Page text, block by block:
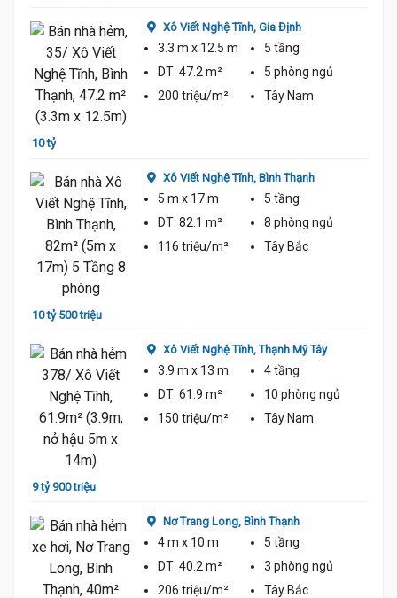
10 tỷ
Xô Viết Nghệ Tĩnh, Gia Định
3.3 m x 12.5 m
5 tầng
DT: 47.2 m² 5 phòng ngủ
200 triệu/m²
Tây Nam
10 tỷ 500 triệu
Xô Viết Nghệ Tĩnh, Bình Thạnh
5 m x 17 m
5 tầng
DT: 82.1 m² 8 phòng ngủ
116 triệu/m²
Tây Bắc
9 tỷ 900 triệu
Xô Viết Nghệ Tĩnh,Thạnh Mỹ Tây
3.9 m x 13 m
4 tầng
DT: 61.9 m² 10 phòng ngủ
150 triệu/m²
Tây Nam
Nơ Trang Long, Bình Thạnh
4 m x 10 m
5 tầng
DT: 40.2 m² 3 phòng ngủ
206 triệu/m²
Tây Bắc